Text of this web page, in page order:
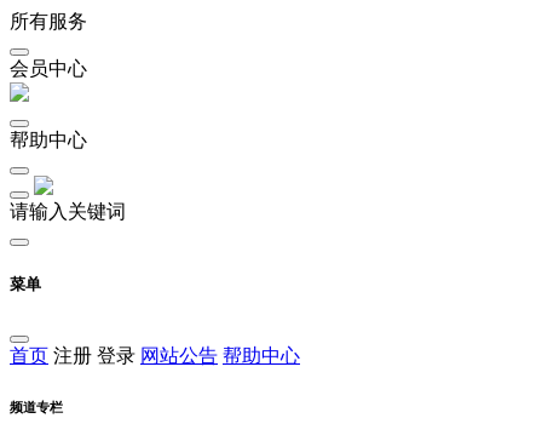
所有服务
会员中心
帮助中心
请输入关键词
菜单
首页 注册 登录 网站公告 帮助中心
频道专栏